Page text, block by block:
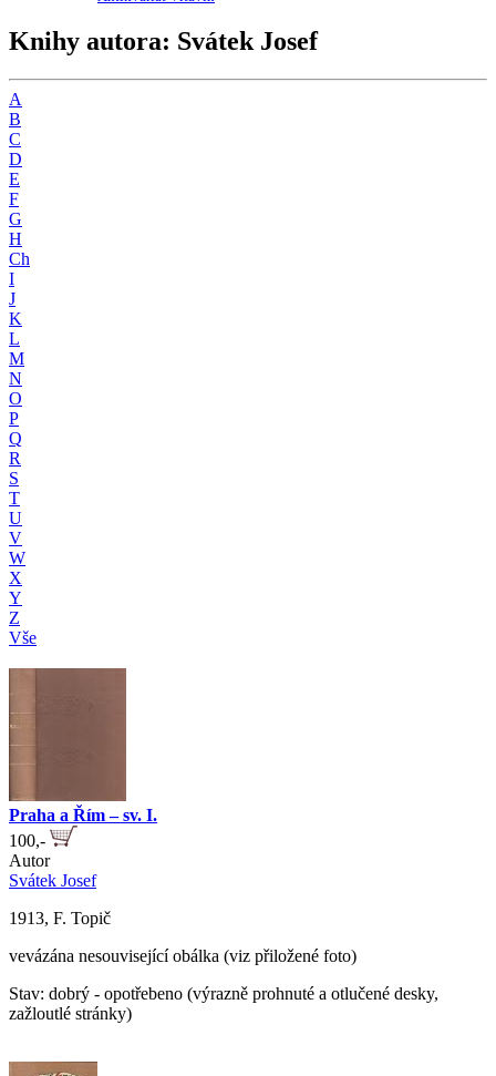
Knihy autora: Svátek Josef
A
B
C
D
E
F
G
H
Ch
I
J
K
L
M
N
O
P
Q
R
S
T
U
V
W
X
Y
Z
Vše
Praha a Řím – sv. I.
100,-
Autor
Svátek Josef
1913, F. Topič
vevázána nesouvisející obálka (viz přiložené foto)
Stav: dobrý - opotřebeno (výrazně prohnuté a otlučené desky,
zažloutlé stránky)